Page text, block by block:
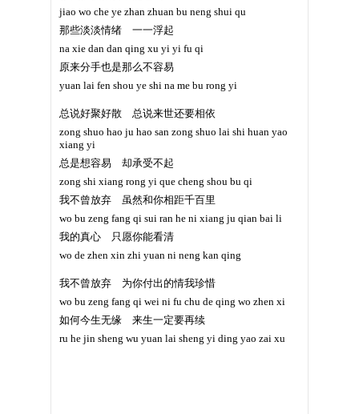
jiao wo che ye zhan zhuan bu neng shui qu
那些淡淡情绪 一一浮起
na xie dan dan qing xu yi yi fu qi
原来分手也是那么不容易
yuan lai fen shou ye shi na me bu rong yi
总说好聚好散 总说来世还要相依
zong shuo hao ju hao san zong shuo lai shi huan yao
xiang yi
总是想容易 却承受不起
zong shi xiang rong yi que cheng shou bu qi
我不曾放弃 虽然和你相距千百里
wo bu zeng fang qi sui ran he ni xiang ju qian bai li
我的真心 只愿你能看清
wo de zhen xin zhi yuan ni neng kan qing
我不曾放弃 为你付出的情我珍惜
wo bu zeng fang qi wei ni fu chu de qing wo zhen xi
如何今生无缘 来生一定要再续
ru he jin sheng wu yuan lai sheng yi ding yao zai xu